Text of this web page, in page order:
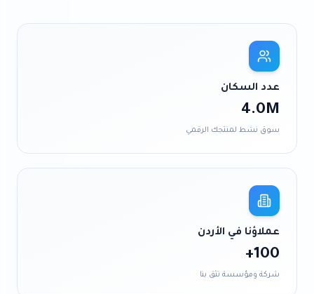
عدد السكان
4.0M
سوق نشط لمنتجك الرقمي
عملاؤنا في الأردن
100+
شركة ومؤسسة تثق بنا